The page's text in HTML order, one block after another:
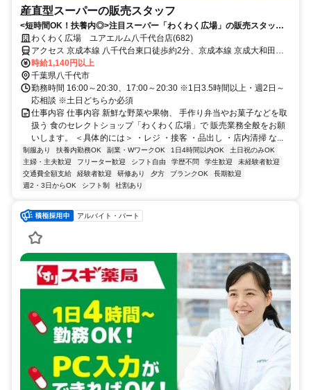
産直型スーパーの販売スタッフ
<短時間OK！扶養内◎>注目スーパー「わくわく広場」の販売スタッ
フ！未経験歓迎！ブランクOK/主婦（主夫）活躍中
わくわく広場 ユアエルム八千代台店(682)
アクセス 京成本線 八千代台東口徒歩約2分、京成本線 京成大和田南
口徒歩約28分、京成本線 実籾南口徒歩約36分
時給1,140円以上
千葉県八千代市
勤務時間 16:00～20:30、17:00～20:30 ※1日3.5時間以上・週2日～
応相談 ※土日どちらか必須
仕事内容 仕事内容 新鮮な野菜や果物、 手作り弁当やお菓子などを取
扱う 食のセレクトショップ「わくわく広場」で 販売業務全般をお願
いします。 ＜具体的には＞ ・レジ ・接客 ・品出し ・店内清掃 な...
制服あり 扶養内勤務OK 副業・WワークOK 1日4時間以内OK
土日祝のみOK
主婦・主夫歓迎
フリーター歓迎 シフト自由 学歴不問 学生歓迎
未経験者歓迎
交通費全額支給
経験者歓迎 研修あり 夕方 ブランクOK
長期歓迎
週2・3日からOK
シフト制 社割あり
アルバイト・パート